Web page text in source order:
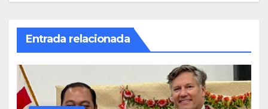
Entrada relacionada